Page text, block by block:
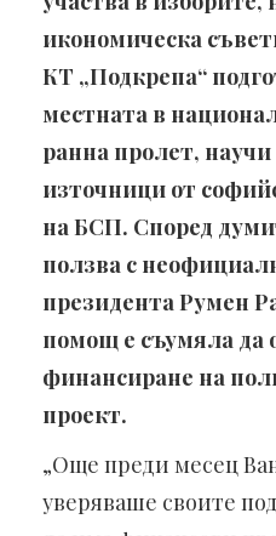
икономическа
КТ „Подкрепа“
местната в
ранна пролет, научи
източници от
на БСП. Според
ползва с
президента Румен
помощ е съумяла да
финансиране на
проект.
„Още преди месец
уверяваше своите